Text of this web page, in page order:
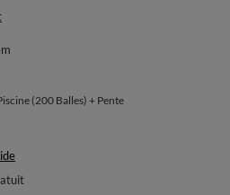
(200 Balles) + Pente